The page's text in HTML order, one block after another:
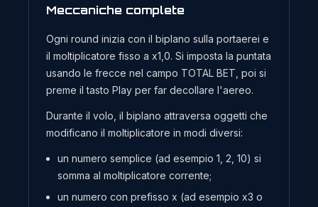
Meccaniche complete
Ogni round inizia con il biplano sulla portaerei e
il moltiplicatore fisso a x1,0. Si imposta la puntata
usando le frecce nel campo TOTAL BET, poi si
preme il tasto Play per far decollare l'aereo.
Durante il volo, il biplano attraversa oggetti che
modificano il moltiplicatore in modi diversi:
un numero semplice (ad esempio 1, 2, 10) si
somma al moltiplicatore corrente;
un numero con prefisso x (ad esempio x3 o